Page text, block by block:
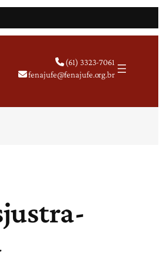
(61) 3323-7061
fenajufe@fenajufe.org.br